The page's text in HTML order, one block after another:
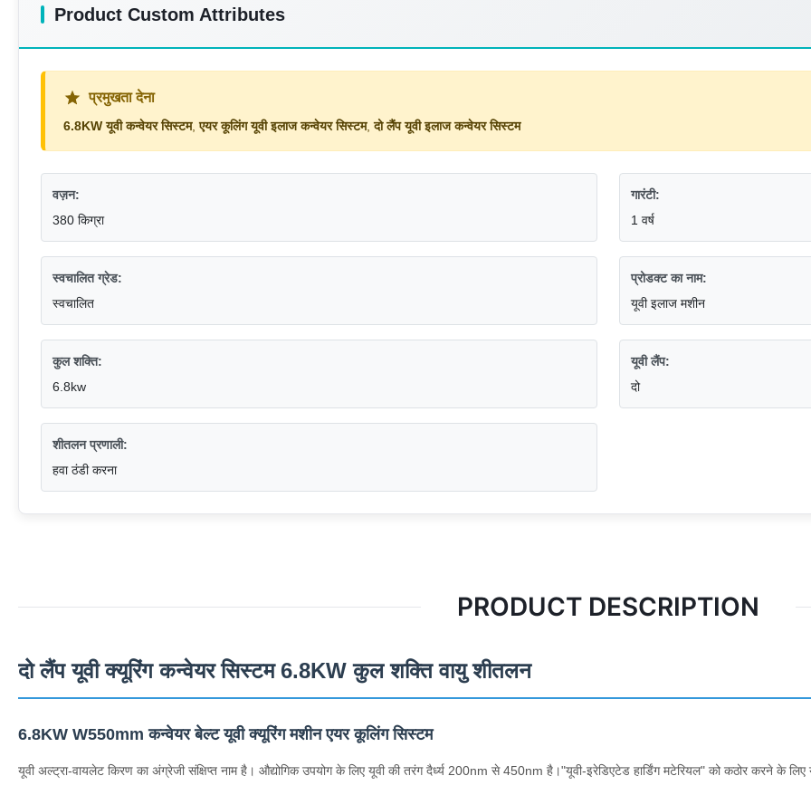
Product Custom Attributes
प्रमुखता देना
6.8KW यूवी कन्वेयर सिस्टम,एयर कूलिंग यूवी इलाज कन्वेयर सिस्टम,दो लैंप यूवी इलाज कन्वेयर सिस्टम
वज़न:
380 किग्रा
गारंटी:
1 वर्ष
स्वचालित ग्रेड:
स्वचालित
प्रोडक्ट का नाम:
यूवी इलाज मशीन
कुल शक्ति:
6.8kw
यूवी लैंप:
दो
शीतलन प्रणाली:
हवा ठंडी करना
PRODUCT DESCRIPTION
दो लैंप यूवी क्यूरिंग कन्वेयर सिस्टम 6.8KW कुल शक्ति वायु शीतलन
6.8KW W550mm कन्वेयर बेल्ट यूवी क्यूरिंग मशीन एयर कूलिंग सिस्टम
यूवी अल्ट्रा-वायलेट किरण का अंग्रेजी संक्षिप्त नाम है। औद्योगिक उपयोग के लिए यूवी की तरंग दैर्ध्य 200nm से 450nm है।"यूवी-इरेडिएटेड हार्डिंग मटेरियल" को कठोर करने के